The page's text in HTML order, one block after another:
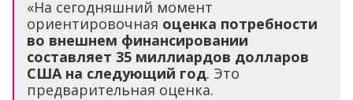
«На сегодняшний момент
ориентировочная оценка потребности
во внешнем финансировании
составляет 35 миллиардов долларов
США на следующий год. Это
предварительная оценка.